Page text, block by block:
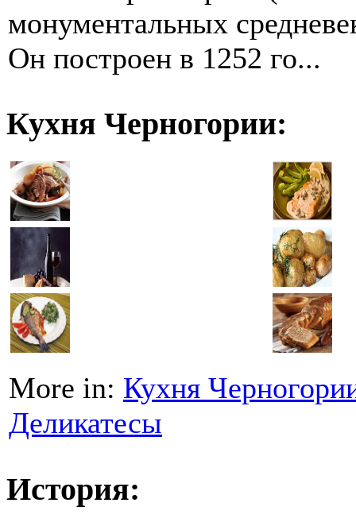
монументальных
Он построен в 1252 го...
Кухня Черногории:
More in: Кухня
Деликатесы
История: